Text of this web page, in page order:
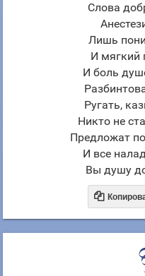
Слова
Лишь
И мягкий
И боль
Ругать,
Никто не
Предложат
И все
Вы душу
